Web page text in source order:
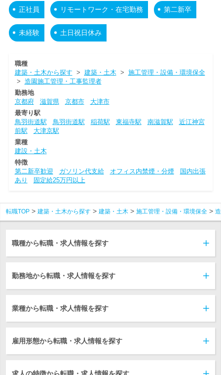
正社員 リモートワーク・在宅勤務 第二新卒
未経験 土日祝日休み
職種
建築・土木から探す > 建築・土木 > 施工管理・設備・環境保全
> 造園施工管理・工事監理者
勤務地
京都府
滋賀県 京都市
大津市
最寄り駅
鳥羽街道駅
鳥羽街道駅 稲荷駅 東福寺駅 南滋賀駅
近江神宮
前駅
大津京駅
業種
建設・土木
特徴
第二新卒歓迎
ガソリン代支給 オフィス内禁煙・分煙
国内出張
あり
固定給25万円以上
転職TOP 建築・土木から探す 建築・土木 施工管理・設備・環境保全
職種から転職・求人情報を探す
勤務地から転職・求人情報を探す
業種から転職・求人情報を探す
雇用形態から転職・求人情報を探す
求人の特徴から転職・求人情報を探す